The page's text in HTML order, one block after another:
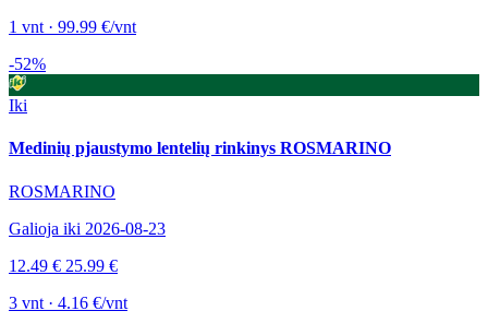
1 vnt · 99.99 €/vnt
-52%
Iki
Medinių pjaustymo lentelių rinkinys ROSMARINO
ROSMARINO
Galioja iki 2026-08-23
12.49 € 25.99 €
3 vnt · 4.16 €/vnt